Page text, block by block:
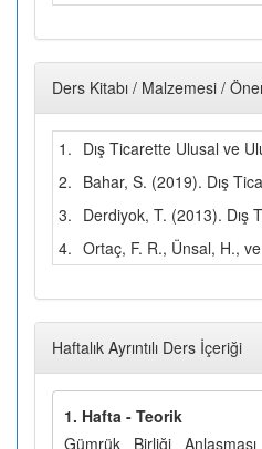
Ders Kitabı / Malzemesi /
1. Dış Ticarette Ulusal ve
2. Bahar, S. (2019). Dış
3. Derdiyok, T. (2013). Dış
4. Ortaç, F. R., Ünsal, H.,
Haftalık Ayrıntılı Ders İçeriği
1. Hafta - Teorik
Gümrük Birliği